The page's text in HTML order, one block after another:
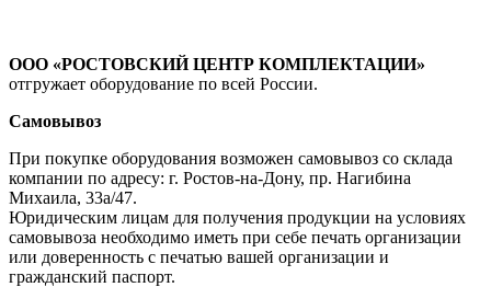
ООО «РОСТОВСКИЙ ЦЕНТР КОМПЛЕКТАЦИИ»
отгружает оборудование по всей России.
Самовывоз
При покупке оборудования возможен самовывоз со склада
компании по адресу: г. Ростов-на-Дону, пр. Нагибина
Михаила, 33а/47.
Юридическим лицам для получения продукции на условиях
самовывоза необходимо иметь при себе печать организации
или доверенность с печатью вашей организации и
гражданский паспорт.